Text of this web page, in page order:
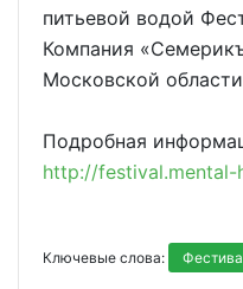
питьевой водой
Компания
Московской
Подробная
http://festival.mental-
Ключевые слова: